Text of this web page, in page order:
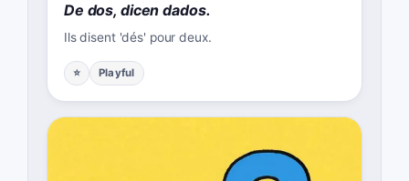
De dos, dicen dados.
Ils disent 'dés' pour deux.
⭐ Playful